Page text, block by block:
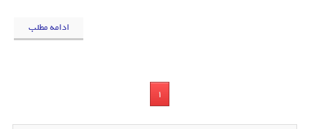
ادامه مطلب
1